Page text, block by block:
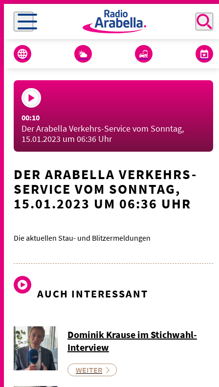
00:10
Der Arabella Verkehrs-Service vom Sonntag,
15.01.2023 um 06:36 Uhr
DER ARABELLA VERKEHRS-
SERVICE VOM SONNTAG,
15.01.2023 UM 06:36 UHR
Die aktuellen Stau- und Blitzermeldungen
AUCH INTERESSANT
Dominik Krause im Stichwahl-
Interview
WEITER